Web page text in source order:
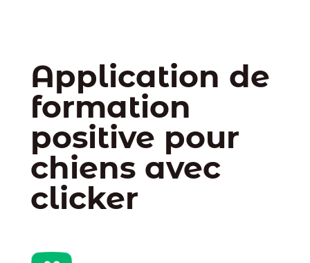
Application de
formation
positive pour
chiens avec
clicker